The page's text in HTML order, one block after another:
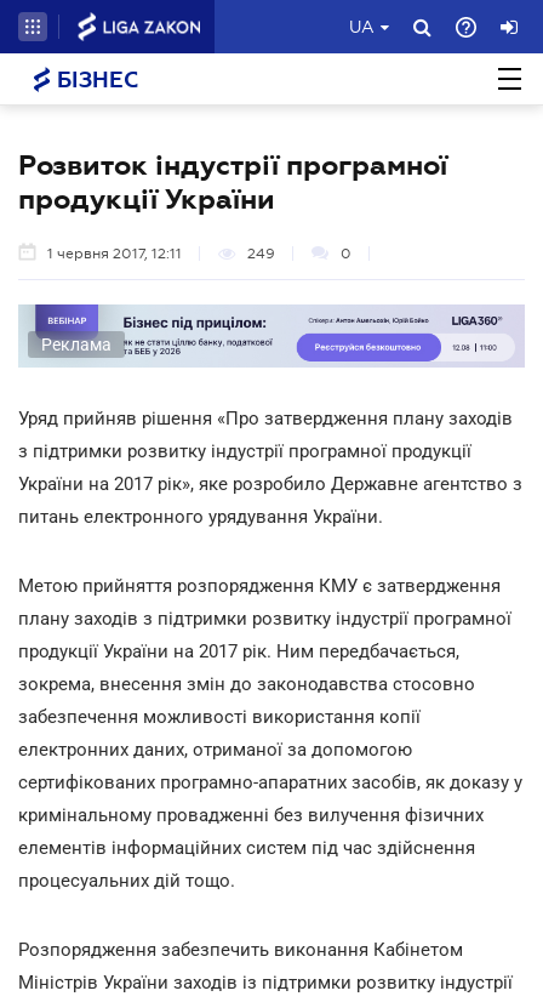
UA
БІЗНЕС
Розвиток індустрії програмної
продукції України
1 червня 2017, 12:11 249 0
Реклама
Уряд прийняв рішення «Про затвердження плану заходів
з підтримки розвитку індустрії програмної продукції
України на 2017 рік», яке розробило Державне агентство з
питань електронного урядування України.
Метою прийняття розпорядження КМУ є затвердження
плану заходів з підтримки розвитку індустрії програмної
продукції України на 2017 рік. Ним передбачається,
зокрема, внесення змін до законодавства стосовно
забезпечення можливості використання копії
електронних даних, отриманої за допомогою
сертифікованих програмно-апаратних засобів, як доказу у
кримінальному провадженні без вилучення фізичних
елементів інформаційних систем під час здійснення
процесуальних дій тощо.
Розпорядження забезпечить виконання Кабінетом
Міністрів України заходів із підтримки розвитку індустрії